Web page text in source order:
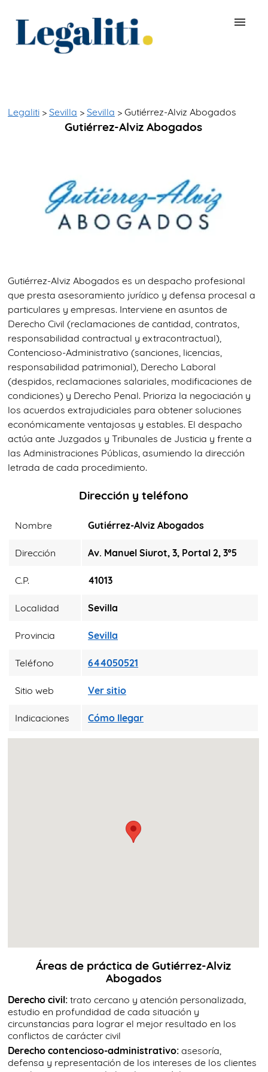
Legaliti > Sevilla > Sevilla > Gutiérrez-Alviz Abogados
Gutiérrez-Alviz Abogados
Gutiérrez-Alviz Abogados es un despacho profesional
que presta asesoramiento jurídico y defensa procesal a
particulares y empresas. Interviene en asuntos de
Derecho Civil (reclamaciones de cantidad, contratos,
responsabilidad contractual y extracontractual),
Contencioso-Administrativo (sanciones, licencias,
responsabilidad patrimonial), Derecho Laboral
(despidos, reclamaciones salariales, modificaciones de
condiciones) y Derecho Penal. Prioriza la negociación y
los acuerdos extrajudiciales para obtener soluciones
económicamente ventajosas y estables. El despacho
actúa ante Juzgados y Tribunales de Justicia y frente a
las Administraciones Públicas, asumiendo la dirección
letrada de cada procedimiento.
Dirección y teléfono
Nombre Gutiérrez-Alviz Abogados
Dirección Av. Manuel Siurot, 3, Portal 2, 3º5
C.P. 41013
Localidad Sevilla
Provincia Sevilla
Teléfono 644050521
Sitio web Ver sitio
Indicaciones Cómo llegar
Áreas de práctica de Gutiérrez-Alviz
Abogados
Derecho civil: trato cercano y atención personalizada,
estudio en profundidad de cada situación y
circunstancias para lograr el mejor resultado en los
conflictos de carácter civil
Derecho contencioso-administrativo: asesoría,
defensa y representación de los intereses de los clientes